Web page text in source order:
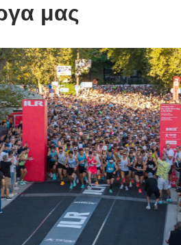
μαςfor everyone.
οι υπηρεσίες μας
Κατασκευή Ιστοσελίδων
Λογισμικό ERP
Ηλεκτρονικά Καταστήματα
Digital Marketing
Graphic Design
Web Εφαρμογές